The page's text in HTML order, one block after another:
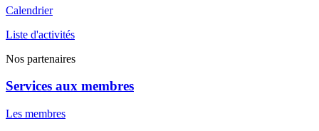
Calendrier
Liste d'activités
Nos partenaires
Services aux membres
Les membres